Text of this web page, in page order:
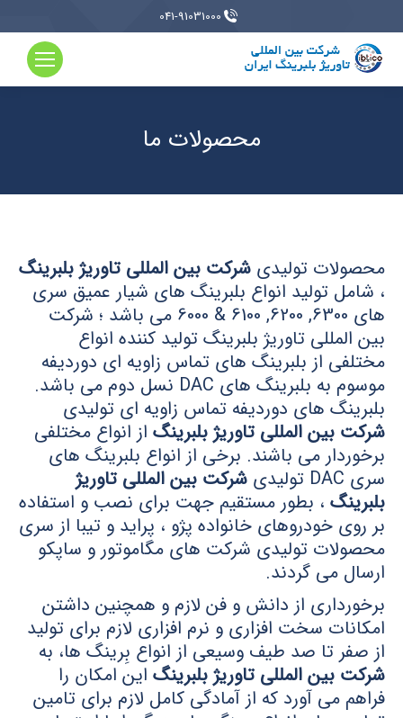
041-91031000
محصولات ما
محصولات تولیدی شرکت بین المللی تاوریژ بلبرینگ
، شامل تولید انواع بلبرینگ های شیار عمیق سری
های 6300, 6200, 6100 & 6000 می باشد ؛ شرکت
بین المللی تاوریژ بلبرینگ تولید کننده انواع
مختلفی از بلبرینگ های تماس زاویه ای دوردیفه
موسوم به بلبرینگ های DAC نسل دوم می باشد.
بلبرینگ های دوردیفه تماس زاویه ای تولیدی
شرکت بین المللی تاوریژ بلبرینگ از انواع مختلفی
برخوردار می باشند. برخی از انواع بلبرینگ های
سری DAC تولیدی
شرکت بین المللی تاوریژ
بلبرینگ ، بطور مستقیم جهت برای نصب و استفاده
بر روی خودروهای خانواده پژو ، پراید و تیبا از سری
محصولات تولیدی شرکت های مگاموتور و ساپکو
ارسال می گردند.
برخورداری از دانش و فن لازم و همچنین داشتن
امکانات سخت افزاری و نرم افزاری لازم برای تولید
از صفر تا صد طیف وسیعی از انواع بِرینگ ها، به
شرکت بین المللی تاوریژ بلبرینگ این امکان را
فراهم می آورد که از آمادگی کامل لازم برای تامین